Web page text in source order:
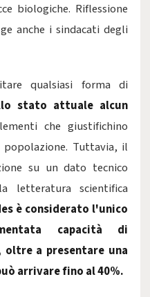
biologiche. Riflessione
anche i sindacati degli
qualsiasi forma di
stato attuale alcun
che giustifichino
Tuttavia, il
su un dato tecnico
letteratura scientifica
è considerato l'unico
capacità di
a presentare una
arrivare fino al 40%.